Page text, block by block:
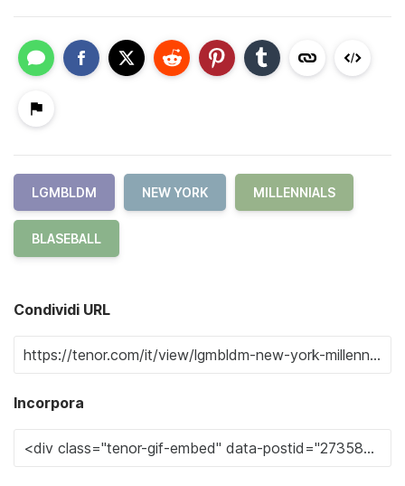
LGMBLDM NEW YORK MILLENNIALS
BLASEBALL
Condividi URL
Incorpora